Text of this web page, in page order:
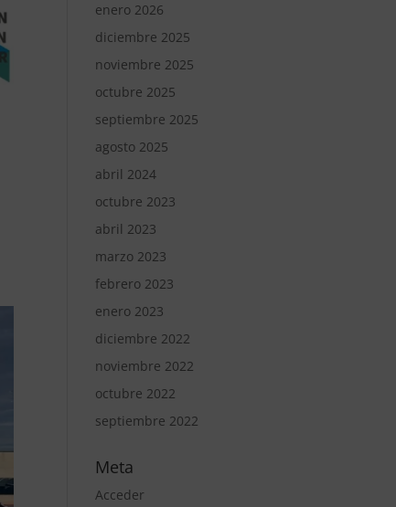
enero 2026
diciembre 2025
noviembre 2025
octubre 2025
septiembre 2025
agosto 2025
abril 2024
octubre 2023
abril 2023
marzo 2023
febrero 2023
enero 2023
diciembre 2022
noviembre 2022
octubre 2022
septiembre 2022
Meta
Acceder